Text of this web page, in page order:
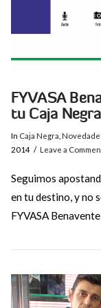
FYVASA
tu Caja Negra
In Caja Negra
2014
Leave a
Seguimos
en tu destino, y no
FYVASA